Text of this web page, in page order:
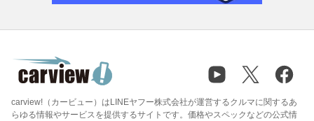
carview!（カービュー）はLINEヤフー株式会社が運営するクルマに関するあ
らゆる情報やサービスを提供するサイトです。価格やスペックなどの公式情